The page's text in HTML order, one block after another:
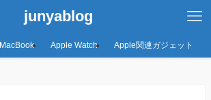
junyablog
MacBook Apple Watch Apple関連ガジェット